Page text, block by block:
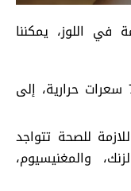
في اللوز، يمكننا
تتكون كل حبة خام من حوالي 7 سعرات حرارية، إلى
اللازمة للصحة تتواجد
والمغنيسيوم،